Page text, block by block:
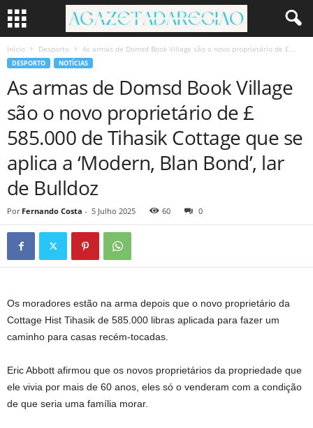
Início Desporto As armas de Domsd Book Village são o novo proprietário de £...
DESPORTO NOTÍCIAS
As armas de Domsd Book Village
são o novo proprietário de £
585.000 de Tihasik Cottage que se
aplica a ‘Modern, Blan Bond’, lar
de Bulldoz
Por Fernando Costa - 5 Julho 2025 60 0
Os moradores estão na arma depois que o novo proprietário da
Cottage Hist Tihasik de 585.000 libras aplicada para fazer um
caminho para casas recém-tocadas.
Eric Abbott afirmou que os novos proprietários da propriedade que
ele vivia por mais de 60 anos, eles só o venderam com a condição
de que seria uma família morar.